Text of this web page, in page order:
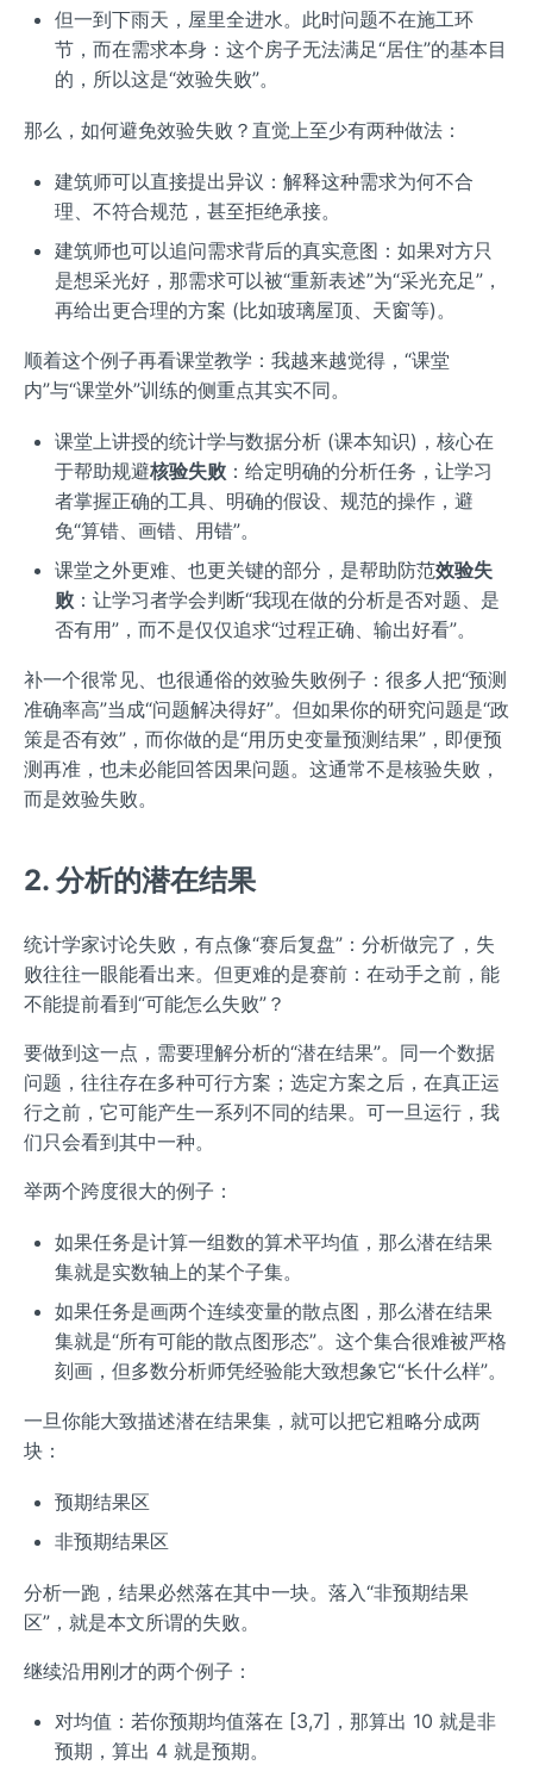
但一到下雨天，屋里全进水。此时问题不在施工环
节，而在需求本身：这个房子无法满足“居住”的基本目
的，所以这是“效验失败”。
那么，如何避免效验失败？直觉上至少有两种做法：
建筑师可以直接提出异议：解释这种需求为何不合
理、不符合规范，甚至拒绝承接。
建筑师也可以追问需求背后的真实意图：如果对方只
是想采光好，那需求可以被“重新表述”为“采光充足”，
再给出更合理的方案 (比如玻璃屋顶、天窗等)。
顺着这个例子再看课堂教学：我越来越觉得，“课堂
内”与“课堂外”训练的侧重点其实不同。
课堂上讲授的统计学与数据分析 (课本知识)，核心在
于帮助规避核验失败：给定明确的分析任务，让学习
者掌握正确的工具、明确的假设、规范的操作，避
免“算错、画错、用错”。
课堂之外更难、也更关键的部分，是帮助防范效验失
败：让学习者学会判断“我现在做的分析是否对题、是
否有用”，而不是仅仅追求“过程正确、输出好看”。
补一个很常见、也很通俗的效验失败例子：很多人把“预测
准确率高”当成“问题解决得好”。但如果你的研究问题是“政
策是否有效”，而你做的是“用历史变量预测结果”，即便预
测再准，也未必能回答因果问题。这通常不是核验失败，
而是效验失败。
2. 分析的潜在结果
统计学家讨论失败，有点像“赛后复盘”：分析做完了，失
败往往一眼能看出来。但更难的是赛前：在动手之前，能
不能提前看到“可能怎么失败”？
要做到这一点，需要理解分析的“潜在结果”。同一个数据
问题，往往存在多种可行方案；选定方案之后，在真正运
行之前，它可能产生一系列不同的结果。可一旦运行，我
们只会看到其中一种。
举两个跨度很大的例子：
如果任务是计算一组数的算术平均值，那么潜在结果
集就是实数轴上的某个子集。
如果任务是画两个连续变量的散点图，那么潜在结果
集就是“所有可能的散点图形态”。这个集合很难被严格
刻画，但多数分析师凭经验能大致想象它“长什么样”。
一旦你能大致描述潜在结果集，就可以把它粗略分成两
块：
预期结果区
非预期结果区
分析一跑，结果必然落在其中一块。落入“非预期结果
区”，就是本文所谓的失败。
继续沿用刚才的两个例子：
对均值：若你预期均值落在 [3,7]，那算出 10 就是非
预期，算出 4 就是预期。